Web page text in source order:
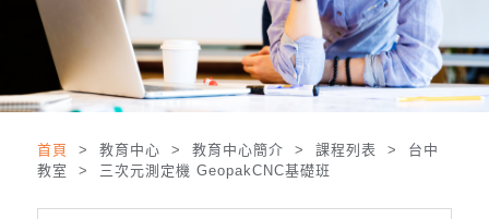
首頁
> 教育中心 > 教育中心簡介 > 課程列表 > 台中
教室 > 三次元測定機 GeopakCNC基礎班